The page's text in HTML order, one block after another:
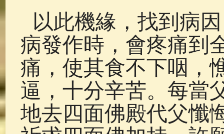
以此機緣，找到病
病發作時，會疼痛到
痛，使其食不下咽，
逼，十分辛苦。每當
地去四面佛殿代父懺